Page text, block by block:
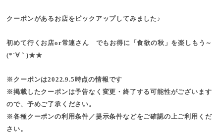
クーポンがあるお店をピックアップしてみました♪
初めて行くお店or常連さん でもお得に「食欲の秋」を楽しもう～
(*´∀｀)★★
※クーポンは2022.9.5時点の情報です
※掲載したクーポンは予告なく変更・終了する可能性がございます
ので、予めご了承ください。
※各種クーポンの利用条件／提示条件などをご確認の上ご利用くだ
さい。